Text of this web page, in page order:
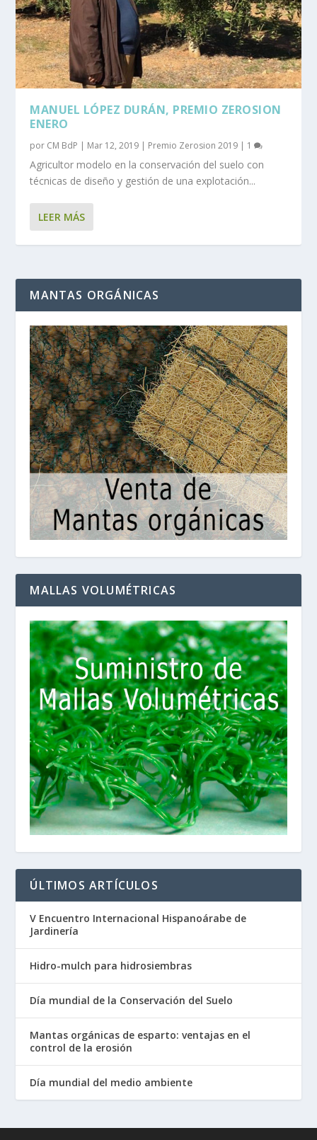
MANUEL LÓPEZ DURÁN, PREMIO ZEROSION
ENERO
por CM BdP | Mar 12, 2019 | Premio Zerosion 2019 | 1
Agricultor modelo en la conservación del suelo con
técnicas de diseño y gestión de una explotación...
LEER MÁS
MANTAS ORGÁNICAS
MALLAS VOLUMÉTRICAS
ÚLTIMOS ARTÍCULOS
V Encuentro Internacional Hispanoárabe de
Jardinería
Hidro-mulch para hidrosiembras
Día mundial de la Conservación del Suelo
Mantas orgánicas de esparto: ventajas en el
control de la erosión
Día mundial del medio ambiente